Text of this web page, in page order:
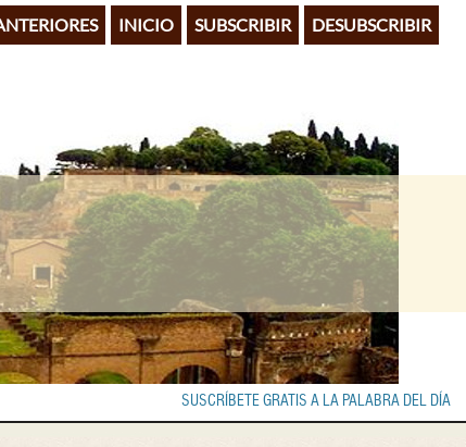
INICIO SUBSCRIBIR DESUBSCRIBIR
SUSCRÍBETE GRATIS A LA PALABRA DEL DÍA